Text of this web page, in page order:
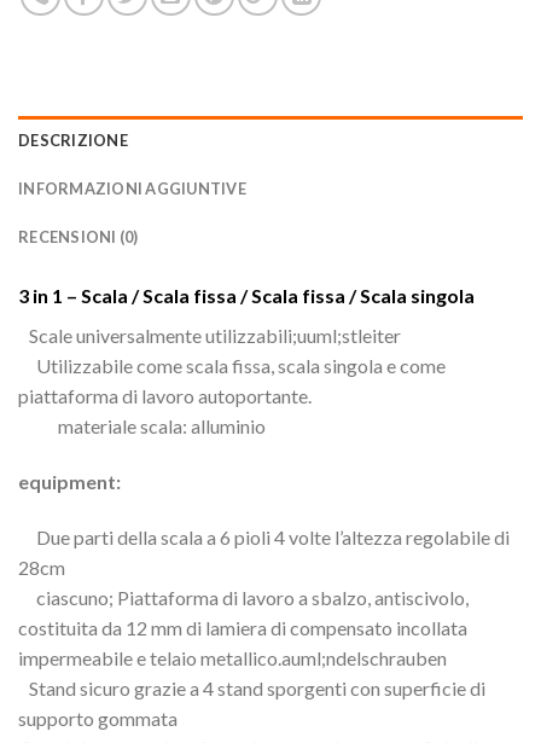
DESCRIZIONE
INFORMAZIONI AGGIUNTIVE
RECENSIONI (0)
3 in 1 – Scala / Scala fissa / Scala fissa / Scala singola
Scale universalmente utilizzabili;uuml;stleiter
Utilizzabile come scala fissa, scala singola e come
piattaforma di lavoro autoportante.
materiale scala: alluminio
equipment:
Due parti della scala a 6 pioli 4 volte l’altezza regolabile di
28cm
ciascuno; Piattaforma di lavoro a sbalzo, antiscivolo,
costituita da 12 mm di lamiera di compensato incollata
impermeabile e telaio metallico.auml;ndelschrauben
Stand sicuro grazie a 4 stand sporgenti con superficie di
supporto gommata